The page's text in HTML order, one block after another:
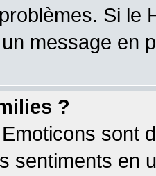
Si le
message en
?
sont
sentiments en